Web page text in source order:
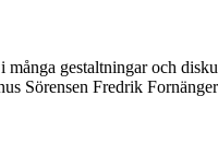
gestaltningar och
Sörensen Fredrik